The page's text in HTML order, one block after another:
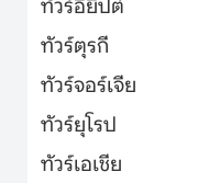
ทัวร์อียิปต์
ทัวร์ตุรกี
ทัวร์จอร์เจีย
ทัวร์ยุโรป
ทัวร์เอเชีย